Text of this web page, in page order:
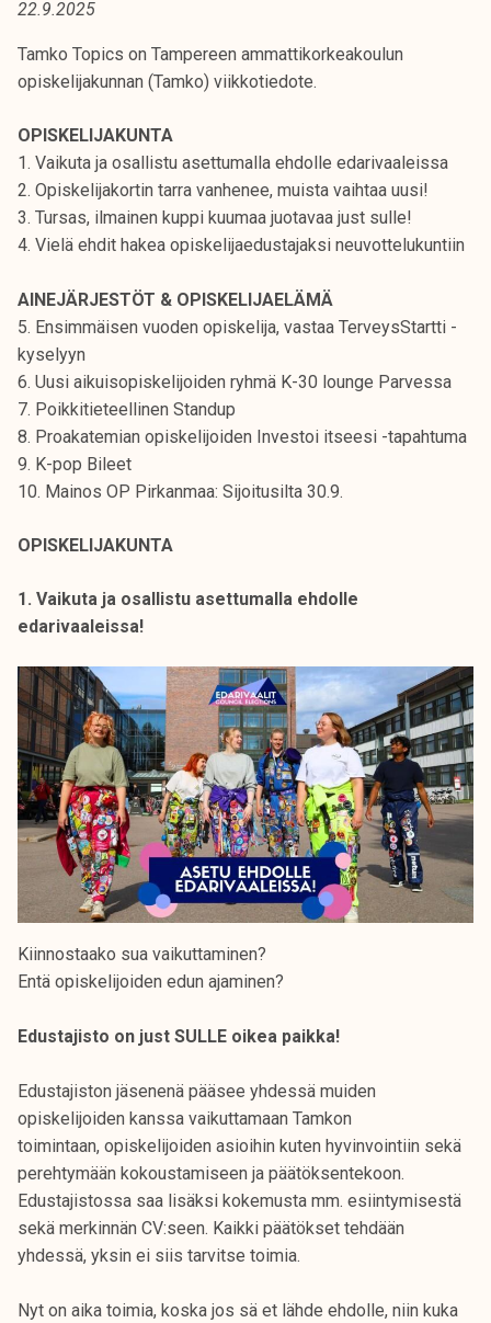
t
i
r
k
e
a
k
u
l
u
n
o
p
i
s
e
i
k
u
t
a
22.9.2025
Tamko Topics on Tampereen ammattikorkeakoulun
opiskelijakunnan (Tamko) viikkotiedote.
OPISKELIJAKUNTA
1. Vaikuta ja osallistu asettumalla ehdolle edarivaaleissa
2. Opiskelijakortin tarra vanhenee, muista vaihtaa uusi!
3. Tursas, ilmainen kuppi kuumaa juotavaa just sulle!
4. Vielä ehdit hakea opiskelijaedustajaksi neuvottelukuntiin
AINEJÄRJESTÖT & OPISKELIJAELÄMÄ
5. Ensimmäisen vuoden opiskelija, vastaa TerveysStartti -
kyselyyn
6. Uusi aikuisopiskelijoiden ryhmä K-30 lounge Parvessa
7. Poikkitieteellinen Standup
8. Proakatemian opiskelijoiden Investoi itseesi -tapahtuma
9. K-pop Bileet
10. Mainos OP Pirkanmaa: Sijoitusilta 30.9.
OPISKELIJAKUNTA
1. Vaikuta ja osallistu asettumalla ehdolle
edarivaaleissa!
Kiinnostaako sua vaikuttaminen?
Entä opiskelijoiden edun ajaminen?
Edustajisto on just SULLE oikea paikka!
Edustajiston jäsenenä pääsee yhdessä muiden
opiskelijoiden kanssa vaikuttamaan Tamkon
toimintaan, opiskelijoiden asioihin kuten hyvinvointiin sekä
perehtymään kokoustamiseen ja päätöksentekoon.
Edustajistossa saa lisäksi kokemusta mm. esiintymisestä
sekä merkinnän CV:seen. Kaikki päätökset tehdään
yhdessä, yksin ei siis tarvitse toimia.
Nyt on aika toimia, koska jos sä et lähde ehdolle, niin kuka